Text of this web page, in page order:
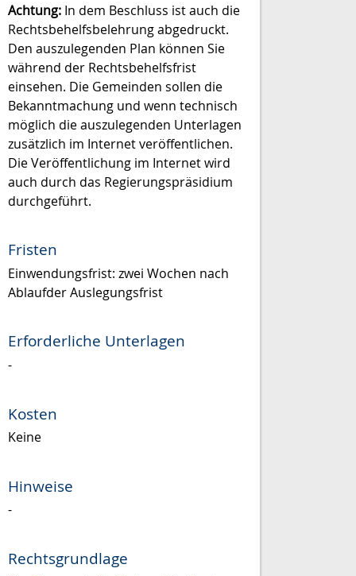
Achtung: In dem Beschluss ist auch die
Rechtsbehelfsbelehrung abgedruckt.
Den auszulegenden Plan können Sie
während der Rechtsbehelfsfrist
einsehen. Die Gemeinden sollen die
Bekanntmachung und wenn technisch
möglich die auszulegenden Unterlagen
zusätzlich im Internet veröffentlichen.
Die Veröffentlichung im Internet wird
auch durch das Regierungspräsidium
durchgeführt.
Fristen
Einwendungsfrist: zwei Wochen nach
Ablaufder Auslegungsfrist
Erforderliche Unterlagen
-
Kosten
Keine
Hinweise
-
Rechtsgrundlage